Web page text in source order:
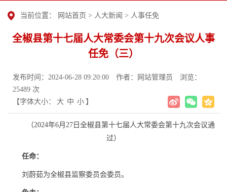
当前位置： 网站首页 > 人大新闻 > 人事任免
全椒县第十七届人大常委会第十九次会议人事
任免（三）
发布时间：2024-06-28 09:20:00 作者：网站管理员
浏览：
25489 次
【字体大小：
大 中 小 】
（2024年6月27日全椒县第十七届人大常委会第十九次会议通
过）
任命：
刘蔚茹为全椒县监察委员会委员。